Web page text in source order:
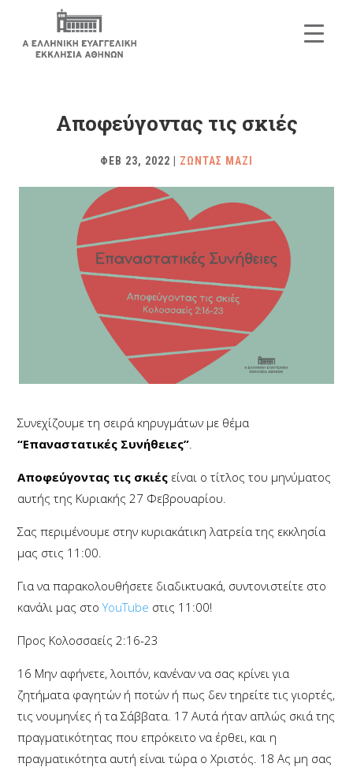
Αποφεύγοντας τις σκιές
ΦΕΒ 23, 2022 ΖΩΝΤΑΣ ΜΑΖΙ
Συνεχίζουμε τη σειρά κηρυγμάτων με θέμα
“Επαναστατικές Συνήθειες”.
Αποφεύγοντας τις σκιές είναι ο τίτλος του μηνύματος
αυτής της Κυριακής 27 Φεβρουαρίου.
Σας περιμένουμε στην κυριακάτικη λατρεία της εκκλησία
μας στις 11:00.
Για να παρακολουθήσετε διαδικτυακά, συντονιστείτε στο
κανάλι μας στοYouTube στις 11:00!
Προς Κολοσσαείς 2:16-23
16 Μην αφήνετε, λοιπόν, κανέναν να σας κρίνει για
ζητήματα φαγητών ή ποτών ή πως δεν τηρείτε τις γιορτές,
τις νουμηνίες ή τα Σάββατα. 17Αυτά ήταν απλώς σκιά της
πραγματικότητας που επρόκειτο να έρθει, και η
πραγματικότητα αυτή είναι τώρα ο Χριστός. 18Ας μη σας